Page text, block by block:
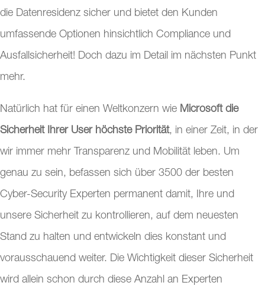
die Datenresidenz sicher und bietet den Kunden
umfassende Optionen hinsichtlich Compliance und
Ausfallsicherheit! Doch dazu im Detail im nächsten Punkt
mehr.
Natürlich hat für einen Weltkonzern wie Microsoft die
Sicherheit Ihrer User höchste Priorität, in einer Zeit, in der
wir immer mehr Transparenz und Mobilität leben. Um
genau zu sein, befassen sich über 3500 der besten
Cyber-Security Experten permanent damit, Ihre und
unsere Sicherheit zu kontrollieren, auf dem neuesten
Stand zu halten und entwickeln dies konstant und
vorausschauend weiter. Die Wichtigkeit dieser Sicherheit
wird allein schon durch diese Anzahl an Experten